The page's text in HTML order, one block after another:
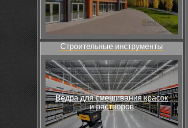
Строительные инструменты
Ведра для смешивания красок
и растворов